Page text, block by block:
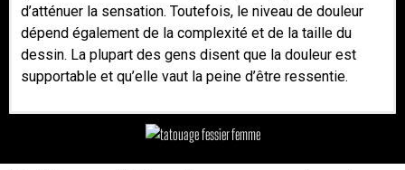
d’atténuer la sensation. Toutefois, le niveau de douleur
dépend également de la complexité et de la taille du
dessin. La plupart des gens disent que la douleur est
supportable et qu’elle vaut la peine d’être ressentie.